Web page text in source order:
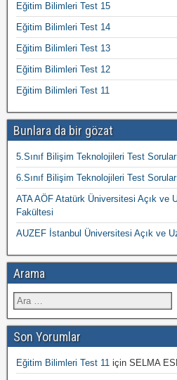
Eğitim Bilimleri Test 15
Eğitim Bilimleri Test 14
Eğitim Bilimleri Test 13
Eğitim Bilimleri Test 12
Eğitim Bilimleri Test 11
Bunlara da bir gözat
5.Sınıf Bilişim Teknolojileri Test
6.Sınıf Bilişim Teknolojileri Test
ATA AÖF Atatürk Üniversitesi Açık ve
Fakültesi
AUZEF İstanbul Üniversitesi Açık ve
Arama
Son Yorumlar
Eğitim Bilimleri Test 11 için SELMA